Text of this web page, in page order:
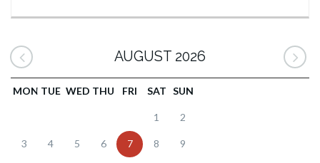
AUGUST 2026
MON TUE WED THU FRI SAT SUN
1 2
3 4 5 6 7 8 9